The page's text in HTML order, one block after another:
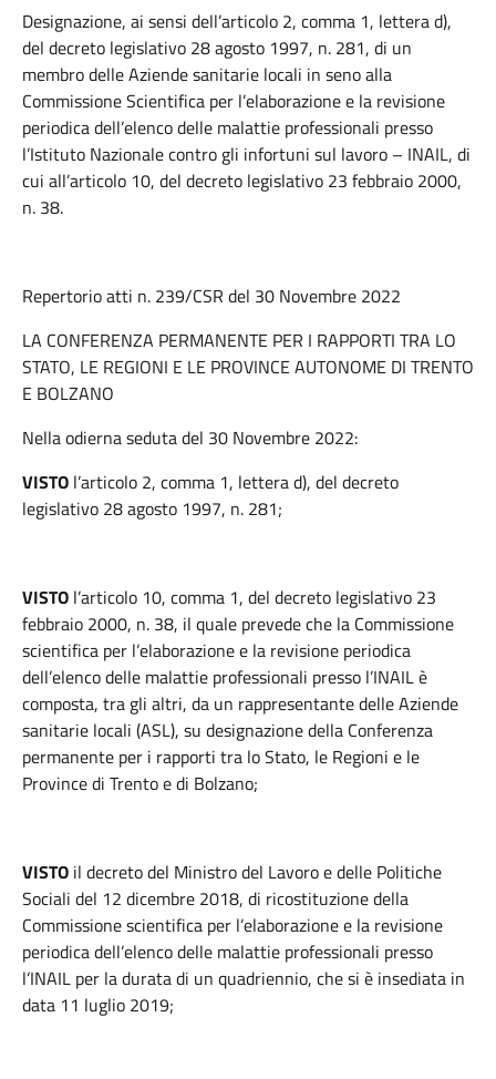
Designazione, ai sensi dell’articolo 2, comma 1, lettera d),
del decreto legislativo 28 agosto 1997, n. 281, di un
membro delle Aziende sanitarie locali in seno alla
Commissione Scientifica per l’elaborazione e la revisione
periodica dell’elenco delle malattie professionali presso
l’Istituto Nazionale contro gli infortuni sul lavoro – INAIL, di
cui all’articolo 10, del decreto legislativo 23 febbraio 2000,
n. 38.
Repertorio atti n. 239/CSR del 30 Novembre 2022
LA CONFERENZA PERMANENTE PER I RAPPORTI TRA LO
STATO, LE REGIONI E LE PROVINCE AUTONOME DI TRENTO
E BOLZANO
Nella odierna seduta del 30 Novembre 2022:
VISTO l’articolo 2, comma 1, lettera d), del decreto
legislativo 28 agosto 1997, n. 281;
VISTO l’articolo 10, comma 1, del decreto legislativo 23
febbraio 2000, n. 38, il quale prevede che la Commissione
scientifica per l’elaborazione e la revisione periodica
dell’elenco delle malattie professionali presso l’INAIL è
composta, tra gli altri, da un rappresentante delle Aziende
sanitarie locali (ASL), su designazione della Conferenza
permanente per i rapporti tra lo Stato, le Regioni e le
Province di Trento e di Bolzano;
VISTO il decreto del Ministro del Lavoro e delle Politiche
Sociali del 12 dicembre 2018, di ricostituzione della
Commissione scientifica per l’elaborazione e la revisione
periodica dell’elenco delle malattie professionali presso
l’INAIL per la durata di un quadriennio, che si è insediata in
data 11 luglio 2019;